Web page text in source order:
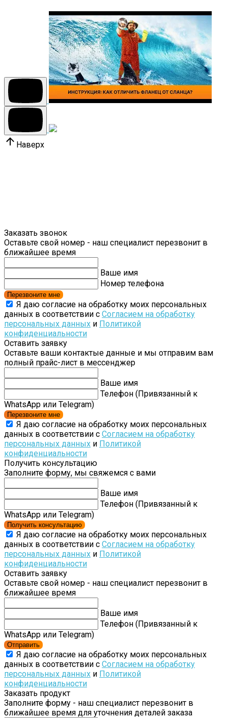
Наверх
Заказать звонок
Оставьте свой номер - наш специалист перезвонит в
ближайшее время
Ваше имя
Номер телефона
Перезвоните мне
Я даю согласие на обработку моих персональных
данных в соответствии с Согласием на обработку
персональных данных и Политикой
конфиденциальности
Оставить заявку
Оставьте ваши контактые данные и мы отправим вам
полный прайс-лист в мессенджер
Ваше имя
Телефон (Привязанный к
WhatsApp или Telegram)
Перезвоните мне
Я даю согласие на обработку моих персональных
данных в соответствии с Согласием на обработку
персональных данных и Политикой
конфиденциальности
Получить консультацию
Заполните форму, мы свяжемся с вами
Ваше имя
Телефон (Привязанный к
WhatsApp или Telegram)
Получить консультацию
Я даю согласие на обработку моих персональных
данных в соответствии с Согласием на обработку
персональных данных и Политикой
конфиденциальности
Оставить заявку
Оставьте свой номер - наш специалист перезвонит в
ближайшее время
Ваше имя
Телефон (Привязанный к
WhatsApp или Telegram)
Отправить
Я даю согласие на обработку моих персональных
данных в соответствии с Согласием на обработку
персональных данных и Политикой
конфиденциальности
Заказать продукт
Заполните форму - наш специалист перезвонит в
ближайшее время для уточнения деталей заказа